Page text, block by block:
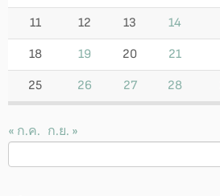
11 12 13 14
18 19 20 21
25 26 27 28
« ก.ค. ก.ย. »
สำหรับ: